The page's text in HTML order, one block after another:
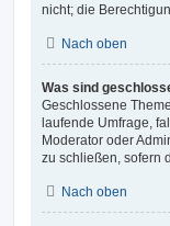
nicht; die
Nach oben
Was sind
Geschlossene
laufende Umfrage,
Moderator oder
zu schließen, sofern
Nach oben